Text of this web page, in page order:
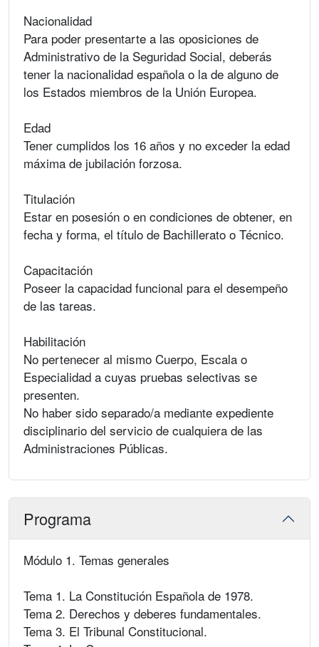
Nacionalidad
Para poder presentarte a las oposiciones de
Administrativo de la Seguridad Social, deberás
tener la nacionalidad española o la de alguno de
los Estados miembros de la Unión Europea.
Edad
Tener cumplidos los 16 años y no exceder la edad
máxima de jubilación forzosa.
Titulación
Estar en posesión o en condiciones de obtener, en
fecha y forma, el título de Bachillerato o Técnico.
Capacitación
Poseer la capacidad funcional para el desempeño
de las tareas.
Habilitación
No pertenecer al mismo Cuerpo, Escala o
Especialidad a cuyas pruebas selectivas se
presenten.
No haber sido separado/a mediante expediente
disciplinario del servicio de cualquiera de las
Administraciones Públicas.
Programa
Módulo 1. Temas generales
Tema 1. La Constitución Española de 1978.
Tema 2. Derechos y deberes fundamentales.
Tema 3. El Tribunal Constitucional.